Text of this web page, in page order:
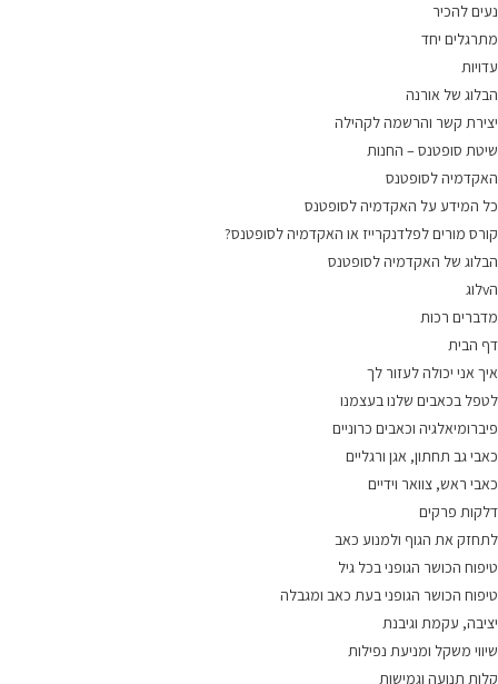
נעים להכיר
מתרגלים יחד
עדויות
הבלוג של אורנה
יצירת קשר והרשמה לקהילה
שיטת סופטנס – החנות
האקדמיה לסופטנס
כל המידע על האקדמיה לסופטנס
קורס מורים לפלדנקרייז או האקדמיה לסופטנס?
הבלוג של האקדמיה לסופטנס
הvלוג
מדברים רכות
דף הבית
איך אני יכולה לעזור לך
לטפל בכאבים שלנו בעצמנו
פיברומיאלגיה וכאבים כרוניים
כאבי גב תחתון, אגן ורגליים
כאבי ראש, צוואר וידיים
דלקות פרקים
לתחזק את הגוף ולמנוע כאב
טיפוח הכושר הגופני בכל גיל
טיפוח הכושר הגופני בעת כאב ומגבלה
יציבה, עקמת וגיבנת
שיווי משקל ומניעת נפילות
קלות תנועה וגמישות